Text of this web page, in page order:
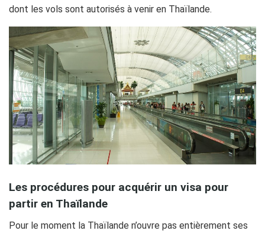
dont les vols sont autorisés à venir en Thaïlande.
Les procédures pour acquérir un visa pour
partir en Thaïlande
Pour le moment la Thaïlande n’ouvre pas entièrement ses